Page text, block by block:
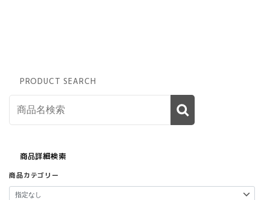
PRODUCT SEARCH
商品詳細検索
商品カテゴリー